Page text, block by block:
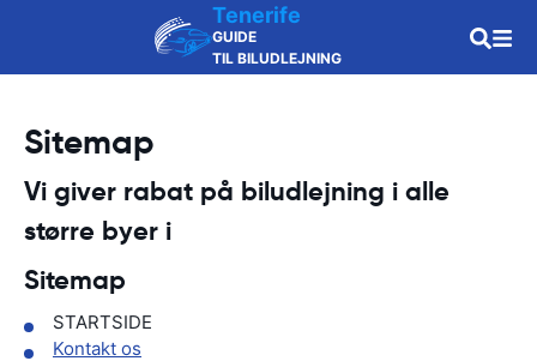
Tenerife
GUIDE
TIL BILUDLEJNING
Sitemap
Vi giver rabat på biludlejning i alle
større byer i
Sitemap
STARTSIDE
Kontakt os